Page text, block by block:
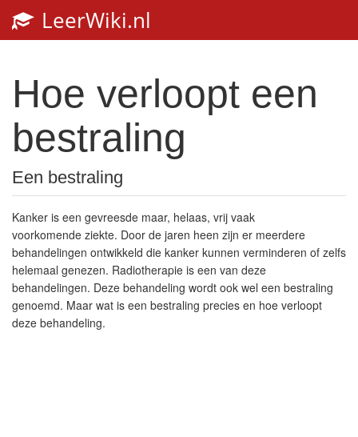
LeerWiki.nl
Hoe verloopt een
bestraling
Een bestraling
Kanker is een gevreesde maar, helaas, vrij vaak
voorkomende ziekte. Door de jaren heen zijn er meerdere
behandelingen ontwikkeld die kanker kunnen verminderen of zelfs
helemaal genezen. Radiotherapie is een van deze
behandelingen. Deze behandeling wordt ook wel een bestraling
genoemd. Maar wat is een bestraling precies en hoe verloopt
deze behandeling.